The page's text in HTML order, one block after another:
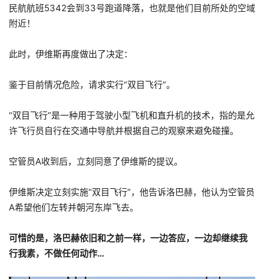
民航航班5342会到33号跑道降落，也就是他们目前所处的空域
附近！
此时，伊维斯再度做出了决定：
鉴于目前情况危险，请求实行“双目飞行”。
“双目飞行”是一种用于驾驶小型飞机和直升机的技术，指的是允
许飞行员自行在交通中导航并根据自己的观察来避免碰撞。
空管员A收到后，立刻同意了伊维斯的提议。
伊维斯决定立刻实施“双目飞行”，他告诉洛巴赫，他认为空管员
A希望他们左转并朝河东岸飞去。
可惜的是，洛巴赫依旧和之前一样，一边答应，一边却继续我
行我素，不做任何动作…